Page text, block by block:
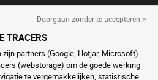
Doorgaan zonder te accepteren >
TRACERS
partners (Google, Hotjar, Microsoft)
(webstorage) om de goede werking
te vergemakkelijken, statistische